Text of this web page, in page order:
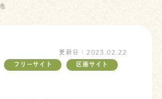
更新日： 2023.02.22
フリーサイト 区画サイト